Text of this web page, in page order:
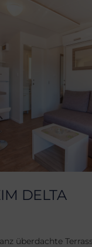
DELTA
überdachte